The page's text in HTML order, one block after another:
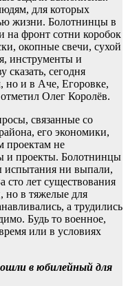
для которых
жизни. Болотнинцы в
на фронт сотни коробок
окопные свечи, сухой
инструменты и
сказать, сегодня
но и в Аче, Егоровке,
Олег Королёв.
связанные со
его экономики,
проектам не
и проекты. Болотнинцы
испытания ни выпали,
сто лет существования
но в тяжелые для
а трудились
Будь то военное,
или в условиях
в юбилейный для